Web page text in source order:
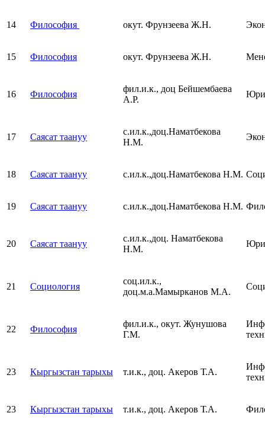
14 Философия окут. Фрунзеева Ж.Н.
15 Философия окут. Фрунзеева Ж.Н.
16 Философия
фил.и.к., доц Бейшембаева
А.Р.
17 Саясат таануу
с.ил.к.,доц.Наматбекова
Н.М.
18 Саясат таануу с.ил.к.,доц.Наматбекова Н.М.
19 Саясат таануу с.ил.к.,доц.Наматбекова Н.М.
20 Саясат таануу
с.ил.к.,доц. Наматбекова
Н.М.
21 Социология
соц.ил.к.,
доц.м.а.Мамырканов М.А.
22 Философия
фил.и.к., окут. Жунушова
Г.М.
23 Кыргызстан тарыхы т.и.к., доц. Акеров Т.А.
23 Кыргызстан тарыхы т.и.к., доц. Акеров Т.А.